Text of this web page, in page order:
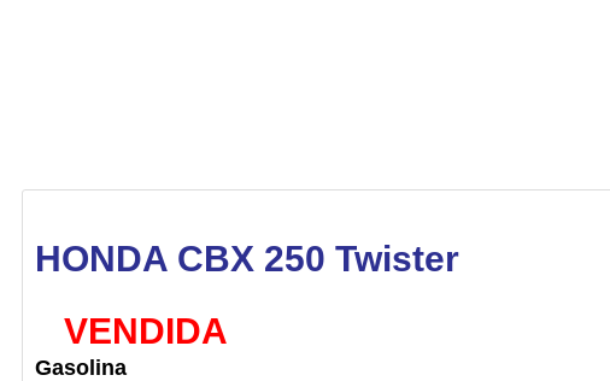
HONDA CBX 250 Twister
VENDIDA
Gasolina